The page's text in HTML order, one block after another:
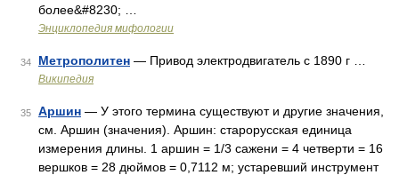
более&#8230; …
Энциклопедия мифологии
34 Метрополитен — Привод электродвигатель с 1890 г …
Википедия
35 Аршин — У этого термина существуют и другие значения,
см. Аршин (значения). Аршин: старорусская единица
измерения длины. 1 аршин = 1/3 сажени = 4 четверти = 16
вершков = 28 дюймов = 0,7112 м; устаревший инструмент